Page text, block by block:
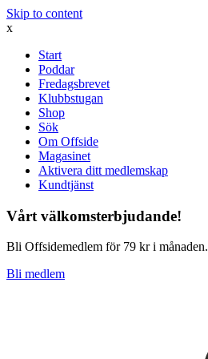
Skip to content
x
Start
Poddar
Fredagsbrevet
Klubbstugan
Shop
Sök
Om Offside
Magasinet
Aktivera ditt medlemskap
Kundtjänst
Vårt välkomsterbjudande!
Bli Offsidemedlem för 79 kr i månaden.
Bli medlem